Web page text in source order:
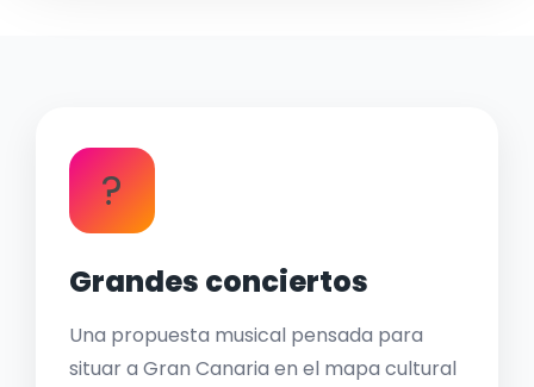
?
Grandes conciertos
Una propuesta musical pensada para
situar a Gran Canaria en el mapa cultural